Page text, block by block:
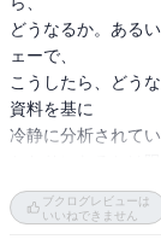
どうなるか。ある
ェーで、
こうしたら、どう
資料を基に
冷静に分析されて
その中で、重慶に
このようにうまく
ブクログレビューは
いいねできません